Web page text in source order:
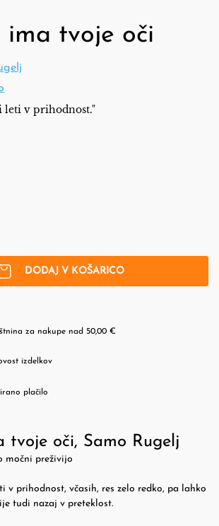
ima tvoje oči
leti v prihodnost."
DODAJ V KOŠARICO
za nakupe nad 50,00 €
izdelkov
plačilo
tvoje oči, Samo Rugelj
močni preživijo
v prihodnost, včasih, res zelo redko, pa lahko
tudi nazaj v preteklost.